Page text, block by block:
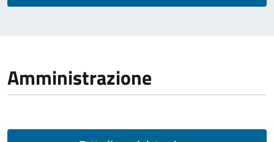
Amministrazione